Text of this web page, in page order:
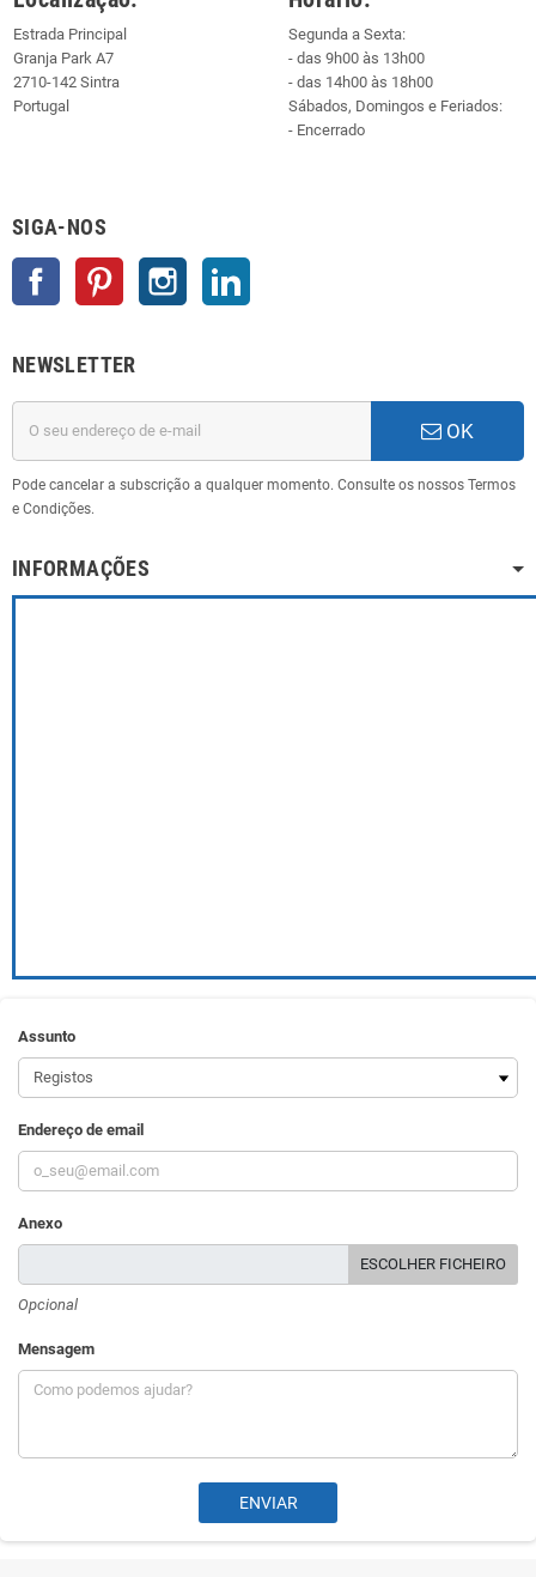
Estrada Principal
Granja Park A7
2710-142 Sintra
Portugal
Segunda a Sexta:
- das 9h00 às 13h00
- das 14h00 às 18h00
Sábados, Domingos e Feriados:
- Encerrado
SIGA-NOS
Facebook Pinterest Instagram
NEWSLETTER
OK
Pode cancelar a subscrição a qualquer momento. Consulte os nossos Termos
e Condições.
INFORMAÇÕES
Assunto
Endereço de email
Anexo
ESCOLHER FICHEIRO
Opcional
Mensagem